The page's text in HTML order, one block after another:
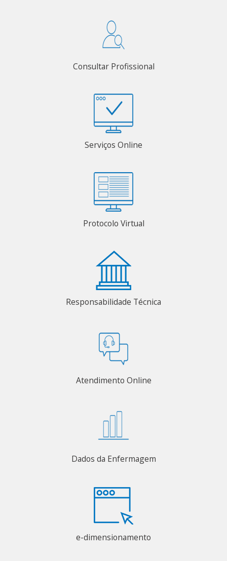
Consultar Profissional
Serviços Online
Protocolo Virtual
Responsabilidade Técnica
Atendimento Online
Dados da Enfermagem
e-dimensionamento